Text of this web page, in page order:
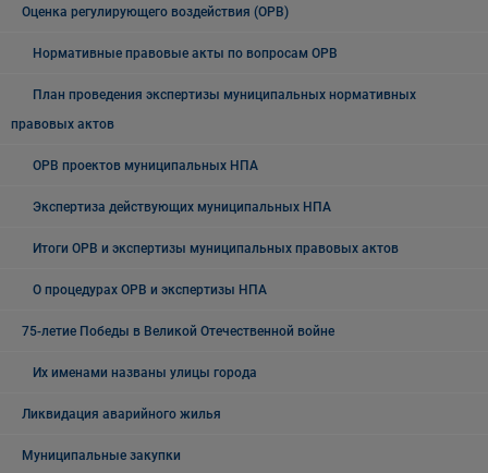
Оценка регулирующего воздействия (ОРВ)
Нормативные правовые акты по вопросам ОРВ
План проведения экспертизы муниципальных нормативных
правовых актов
ОРВ проектов муниципальных НПА
Экспертиза действующих муниципальных НПА
Итоги ОРВ и экспертизы муниципальных правовых актов
О процедурах ОРВ и экспертизы НПА
75-летие Победы в Великой Отечественной войне
Их именами названы улицы города
Ликвидация аварийного жилья
Муниципальные закупки